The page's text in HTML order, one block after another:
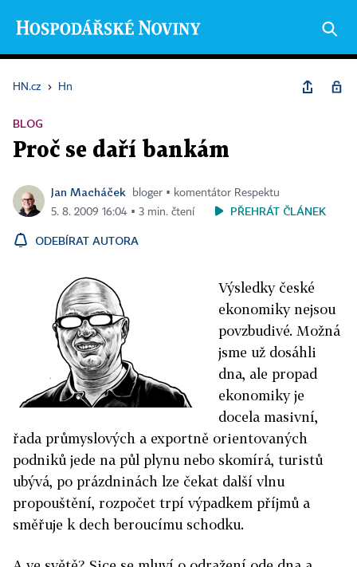
HN.cz › Hn
BLOG
Proč se daří bankám
Jan Macháček
bloger ▪ komentátor Respektu
5. 8. 2009 16:04 ▪ 3 min. čtení
PŘEHRÁT ČLÁNEK
ODEBÍRAT AUTORA
Výsledky české
ekonomiky nejsou
povzbudivé. Možná
jsme už dosáhli
dna, ale propad
ekonomiky je
docela masivní,
řada průmyslových a exportně orientovaných
podniků jede na půl plynu nebo skomírá, turistů
ubývá, po prázdninách lze čekat další vlnu
propouštění, rozpočet trpí výpadkem příjmů a
směřuje k dech beroucímu schodku.